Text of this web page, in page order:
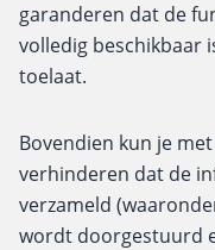
garanderen dat de
volledig beschikbaar
toelaat.
Bovendien kun je
verhinderen dat de
verzameld
wordt doorgestuurd